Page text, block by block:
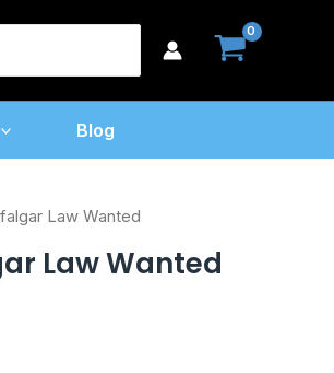
Blog
Law Wanted
Law Wanted